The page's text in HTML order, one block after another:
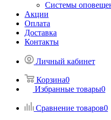
Системы
Акции
Оплата
Доставка
Контакты
Личный кабинет
Корзина0
Избранные товары0
Сравнение товаров0